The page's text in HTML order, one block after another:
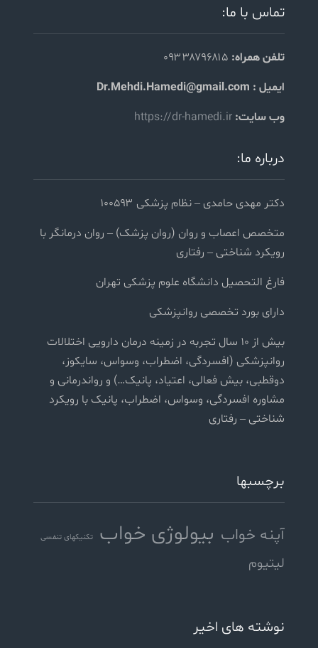
تماس با ما:
تلفن همراه: ۰۹۳۳۸۷۹۶۸۱۵
ایمیل : Dr.Mehdi.Hamedi@gmail.com
وب سایت: https://dr-hamedi.ir
درباره ما:
دکتر مهدی حامدی – نظام پزشکی ۱۰۰۵۹۳
متخصص اعصاب و روان (روان پزشک) – روان درمانگر با
رویکرد شناختی – رفتاری
فارغ التحصیل دانشگاه علوم پزشکی تهران
دارای بورد تخصصی روانپزشکی
بیش از ۱۰ سال تجربه در زمینه درمان دارویی اختلالات
روانپزشکی (افسردگی، اضطراب، وسواس، سایکوز،
دوقطبی، بیش فعالی، اعتیاد، پانیک…) و رواندرمانی و
مشاوره افسردگی، وسواس، اضطراب، پانیک با رویکرد
شناختی – رفتاری
برچسبها
آپنه خواب بیولوژی خواب تکنیکهای تنفسی
لیتیوم
نوشته های اخیر